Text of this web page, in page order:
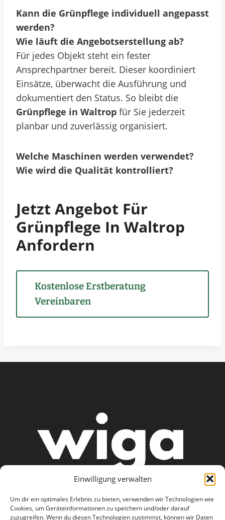
Einwilligung verwalten
Um dir ein optimales Erlebnis zu bieten, verwenden wir Technologien wie
Cookies, um Geräteinformationen zu speichern und/oder darauf
zuzugreifen. Wenn du diesen Technologien zustimmst, können wir Daten
Kann die Grünpflege individuell angepasst
werden?
Wie läuft die Angebotserstellung ab?
Für jedes Objekt steht ein fester
Ansprechpartner bereit. Dieser koordiniert
Einsätze, überwacht die Ausführung und
dokumentiert den Status. So bleibt die
Grünpflege in Waltrop für Sie jederzeit
planbar und zuverlässig organisiert.
Welche Maschinen werden verwendet?
Wie wird die Qualität kontrolliert?
Jetzt Angebot Für
Grünpflege In Waltrop
Anfordern
Kostenlose Erstberatung
Vereinbaren